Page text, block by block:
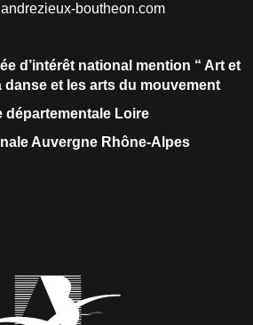
boutheon.com
d’intérêt national mention “ Art et
danse et les arts du mouvement
départementale Loire
Auvergne Rhône-Alpes